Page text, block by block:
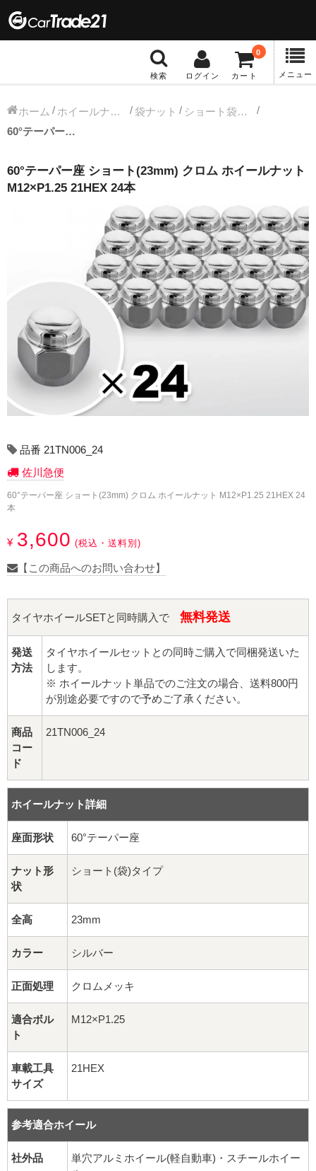
検索 ログイン カート
0
メニュー
冬タイヤホイール
13インチ：冬タイヤホイール
14インチ：冬タイヤホイール
15インチ：冬タイヤホイール
16インチ：冬タイヤホイール
17インチ：冬タイヤホイール
18インチ：冬タイヤホイール
19インチ：冬タイヤホイール
夏タイヤホイール
12インチ：夏タイヤホイール
13インチ：夏タイヤホイール
14インチ：夏タイヤホイール
15インチ：夏タイヤホイール
16インチ：夏タイヤホイール
17インチ：夏タイヤホイール
18インチ：夏タイヤホイール
19インチ：夏タイヤホイール
ホイールナット
平面座ナット
ショート平面ナット
球面座ナット
ロング球面ナット
ショート球面ナット
ロング袋ナット
ショート袋ナット
ホーム ホイールナット 袋ナット
ショート袋ナット
60°テーパー座 ショート(23mm) クロム ホイールナット M12×P1.25 21HEX 24本
60°テーパー座 ショート(23mm) クロム ホイールナット
M12×P1.25 21HEX 24本
品番 21TN006_24
佐川急便
60°テーパー座 ショート(23mm) クロム ホイールナット M12×P1.25 21HEX 24
本
¥ 3,600 (税込・送料別)
【この商品へのお問い合わせ】
タイヤホイールSETと同時購入で 無料発送
発送
方法
タイヤホイールセットとの同時ご購入で同梱発送いた
します。
※ ホイールナット単品でのご注文の場合、送料800円
が別途必要ですので予めご了承ください。
商品
コー
ド
21TN006_24
ホイールナット詳細
座面形状 60°テーパー座
ナット形
状
ショート(袋)タイプ
全高 23mm
カラー シルバー
正面処理 クロムメッキ
適合ボル
ト
M12×P1.25
車載工具
サイズ
21HEX
参考適合ホイール
社外品
単穴アルミホイール(軽自動車)・スチールホイー